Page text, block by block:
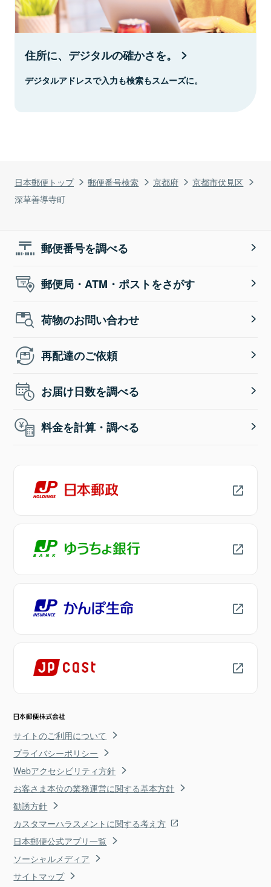
日本郵便トップ 郵便番号検索 京都府
京都市伏見区
深草善導寺町
住所に、デジタルの確かさを。
デジタルアドレスで入力も検索もスムーズに。
郵便番号を調べる
郵便局・ATM・ポストをさがす
荷物のお問い合わせ
再配達のご依頼
お届け日数を調べる
料金を計算・調べる
サイトのご利用について
プライバシーポリシー
Webアクセシビリティ方針
お客さま本位の業務運営に関する基本方針
勧誘方針
カスタマーハラスメントに関する考え方
日本郵便公式アプリ一覧
ソーシャルメディア
サイトマップ